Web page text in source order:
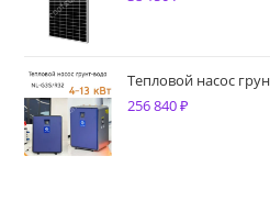
Тепловой насос
256 840₽